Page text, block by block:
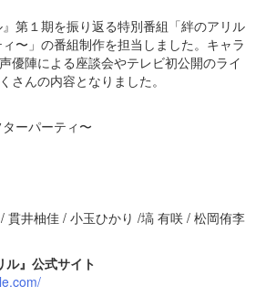
第１期を振り返る特別番組「絆のアリル
〜」の番組制作を担当しました。キャラ
優陣による座談会やテレビ初公開のライ
さんの内容となりました。
ーパーティ〜
貫井柚佳 / 小玉ひかり /塙 有咲 / 松岡侑李
』公式サイト